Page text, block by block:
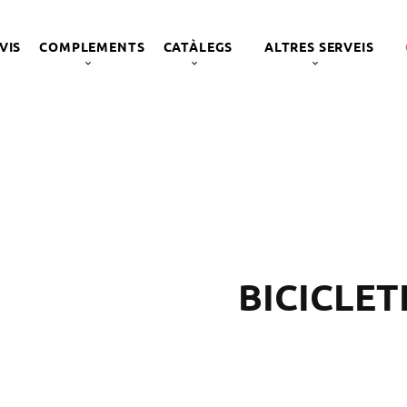
COMPLEMENTS CATÀLEGS ALTRES SERVEIS